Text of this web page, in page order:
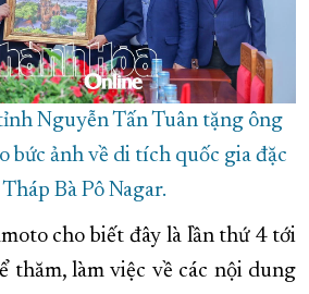
Nguyễn Tấn Tuân tặng ông
bức ảnh về di tích quốc gia đặc
Bà Pô Nagar.
cho biết đây là lần thứ 4 tới
thăm, làm việc về các nội dung